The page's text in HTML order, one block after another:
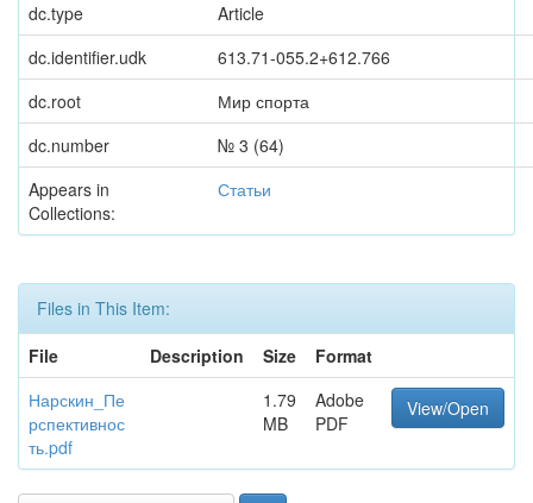
dc.type
Article
dc.identifier.udk
613.71-055.2+612.766
dc.root
Мир спорта
dc.number
№ 3 (64)
Appears in
Collections:
Статьи
Files in This Item:
File
Description Size
Format
Нарскин_Пе
рспективнос
ть.pdf
1.79
MB
Adobe
PDF
View/Open